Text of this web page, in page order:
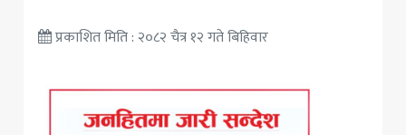
प्रकाशित मिति : २०८२ चैत्र १२ गते बिहिवार